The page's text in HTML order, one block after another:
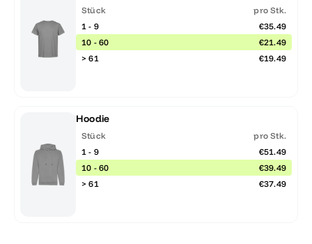
Stück
pro Stk.
1 - 9
€35.49
10 - 60
€21.49
> 61
€19.49
Hoodie
Stück
pro Stk.
1 - 9
€51.49
10 - 60
€39.49
> 61
€37.49